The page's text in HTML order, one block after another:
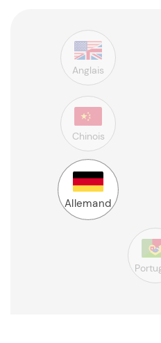
Anglais
Chinois
Allemand